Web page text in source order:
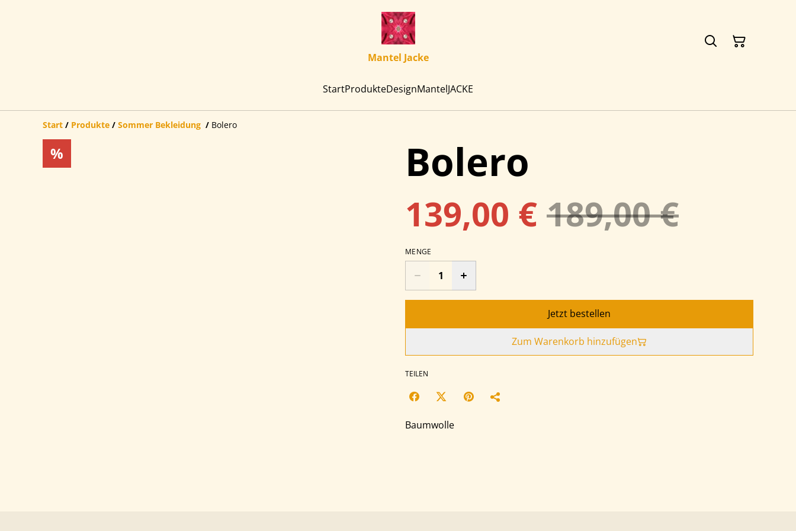
Mantel Jacke
StartProdukteDesignMantelJACKE
Start / Produkte / Sommer Bekleidung / Bolero
% Bolero
139,00 € 189,00 €
MENGE
Jetzt bestellen
Zum Warenkorb hinzufügen
TEILEN
Baumwolle